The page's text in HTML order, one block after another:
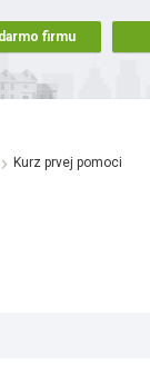
firmu
Kurz prvej pomoci